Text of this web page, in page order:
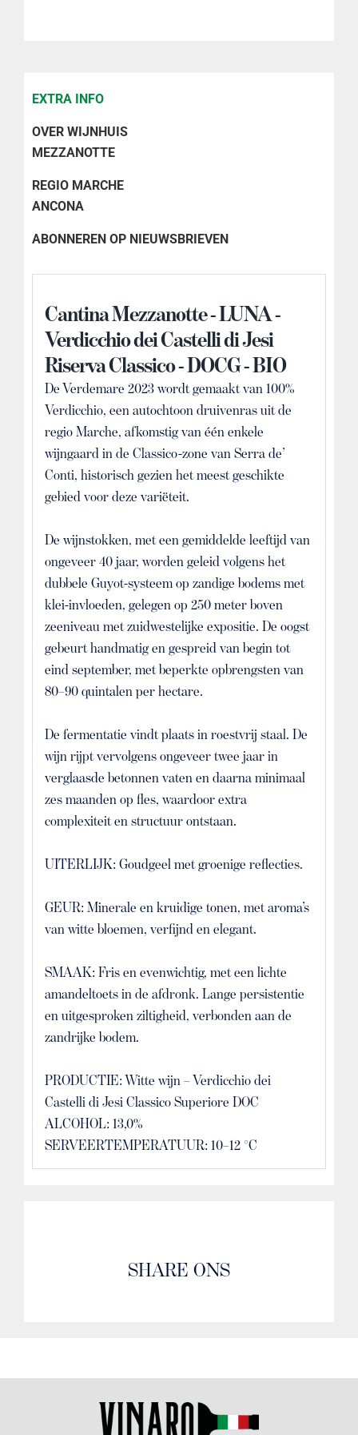
EXTRA INFO
OVER WIJNHUIS
MEZZANOTTE
REGIO MARCHE
ANCONA
ABONNEREN OP NIEUWSBRIEVEN
Cantina Mezzanotte - LUNA -
Verdicchio dei Castelli di Jesi
Riserva Classico - DOCG - BIO
De Verdemare 2023 wordt gemaakt van 100%
Verdicchio, een autochtoon druivenras uit de
regio Marche, afkomstig van één enkele
wijngaard in de Classico-zone van Serra de’
Conti, historisch gezien het meest geschikte
gebied voor deze variëteit.
De wijnstokken, met een gemiddelde leeftijd van
ongeveer 40 jaar, worden geleid volgens het
dubbele Guyot-systeem op zandige bodems met
klei-invloeden, gelegen op 250 meter boven
zeeniveau met zuidwestelijke expositie. De oogst
gebeurt handmatig en gespreid van begin tot
eind september, met beperkte opbrengsten van
80–90 quintalen per hectare.
De fermentatie vindt plaats in roestvrij staal. De
wijn rijpt vervolgens ongeveer twee jaar in
verglaasde betonnen vaten en daarna minimaal
zes maanden op fles, waardoor extra
complexiteit en structuur ontstaan.
UITERLIJK: Goudgeel met groenige reflecties.
GEUR: Minerale en kruidige tonen, met aroma’s
van witte bloemen, verfijnd en elegant.
SMAAK: Fris en evenwichtig, met een lichte
amandeltoets in de afdronk. Lange persistentie
en uitgesproken ziltigheid, verbonden aan de
zandrijke bodem.
PRODUCTIE: Witte wijn – Verdicchio dei
Castelli di Jesi Classico Superiore DOC
ALCOHOL: 13,0%
SERVEERTEMPERATUUR: 10–12 °C
SHARE ONS